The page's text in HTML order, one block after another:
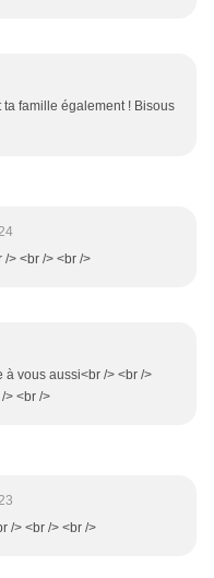
famille également ! Bisous
/> <br /> <br />
vous aussi<br /> <br />
> <br />
/> <br /> <br />